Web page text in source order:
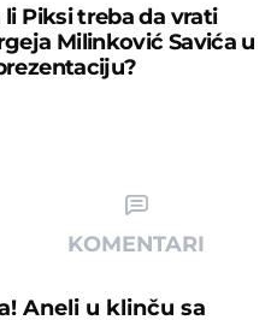
li Piksi treba da vrati
Milinković Savića u
KOMENTARI
Aneli u klinču sa